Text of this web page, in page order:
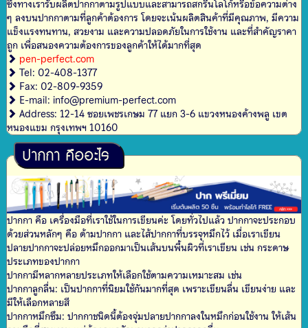
ซึ่งทางเรารับผลิตปากกาตามรูปแบบและสามารถสกรีนโลโก้หรือข้อความต่าง
ๆ ลงบนปากกาตามที่ลูกค้าต้องการ โดยจะเน้นผลิตสินค้าที่มีคุณภาพ, มีความ
แข็งแรงทนทาน, สวยงาม และความปลอดภัยในการใช้งาน และที่สำคัญราคา
ถูก เพื่อสนองความต้องการของลูกค้าให้ได้มากที่สุด
pen-perfect.com
Tel: 02-408-1377
Fax: 02-809-9359
E-mail: info@premium-perfect.com
Address: 12-14 ซอยเพชรเกษม 77 แยก 3-6 แขวงหนองค้างพลู เขต
หนองแขม กรุงเทพฯ 10160
ปากกา คืออะไร
ปากกา คือ เครื่องมือที่เราใช้ในการเขียนค่ะ โดยทั่วไปแล้ว ปากกาจะประกอบ
ด้วยส่วนหลักๆ คือ ด้ามปากกา และไส้ปากกาที่บรรจุหมึกไว้ เมื่อเราเขียน
ปลายปากกาจะปล่อยหมึกออกมาเป็นเส้นบนพื้นผิวที่เราเขียน เช่น กระดาษ
ประเภทของปากกา
ปากกามีหลากหลายประเภทให้เลือกใช้ตามความเหมาะสม เช่น
ปากกาลูกลื่น: เป็นปากกาที่นิยมใช้กันมากที่สุด เพราะเขียนลื่น เขียนง่าย และ
มีให้เลือกหลายสี
ปากกาหมึกซึม: ปากกาชนิดนี้ต้องจุ่มปลายปากกาลงในหมึกก่อนใช้งาน ให้เส้น